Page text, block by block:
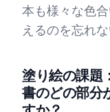
本も様々な色
えるのを忘れ
塗り絵の課題
書のどの部分